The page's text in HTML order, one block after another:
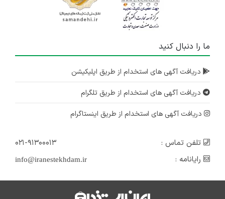
ما را دنبال کنید
دریافت آگهی های استخدام از طریق اپلیکیشن
دریافت آگهی های استخدام از طریق تلگرام
دریافت آگهی های استخدام از طریق اینستاگرام
تلفن تماس :
۰۲۱-۹۱۳۰۰۰۱۳
رایانامه :
info@iranestekhdam.ir